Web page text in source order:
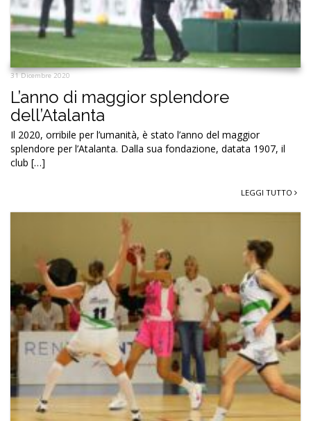
31 Dicembre 2020
L’anno di maggior splendore
dell’Atalanta
Il 2020, orribile per l’umanità, è stato l’anno del maggior
splendore per l’Atalanta. Dalla sua fondazione, datata 1907, il
club […]
LEGGI TUTTO